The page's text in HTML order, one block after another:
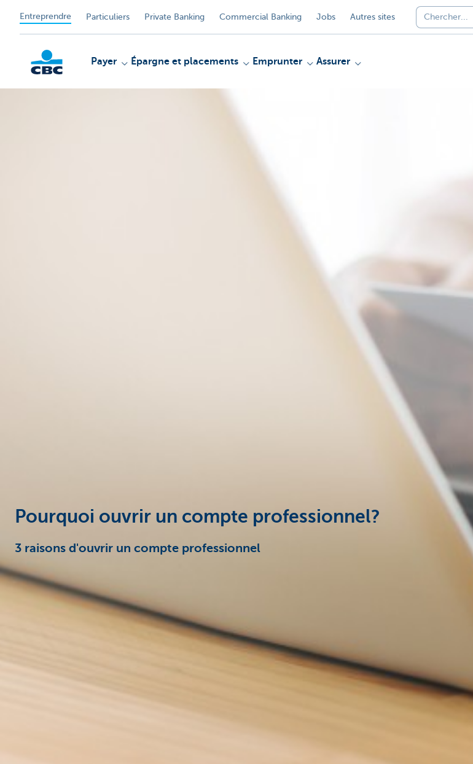
Entreprendre Particuliers Private Banking Commercial Banking Jobs Autres sites
Payer Épargne et placements Emprunter Assurer
Pourquoi ouvrir un compte professionnel?
3 raisons d'ouvrir un compte professionnel